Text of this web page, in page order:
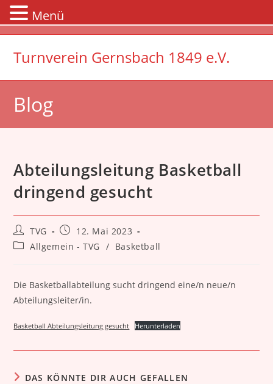
Zum
springen
Turnverein Gernsbach 1849 e.V.
Blog
Abteilungsleitung Basketball
dringend gesucht
Beitrags-
Autor:
TVG
Beitrag
veröffentlicht:
12. Mai 2023
Beitrags-
Allgemein - TVG / Basketball
Die Basketballabteilung sucht dringend eine/n neue/n
Abteilungsleiter/in.
Basketball Abteilungsleitung gesucht Herunterladen
DAS KÖNNTE DIR AUCH GEFALLEN
Menü